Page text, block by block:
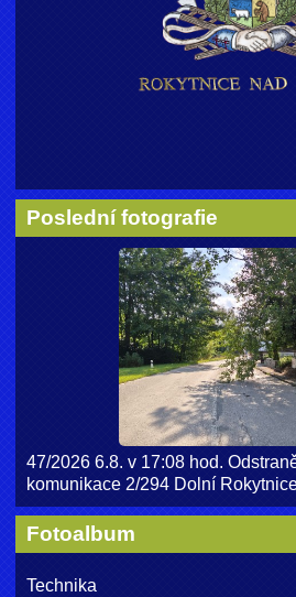
Poslední fotografie
47/2026 6.8. v 17:08 hod.
komunikace 2/294 Dolní
Fotoalbum
Technika